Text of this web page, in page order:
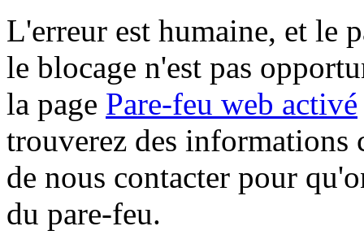
L'erreur est humaine, et le
le blocage n'est pas
la page Pare-feu web activé
trouverez des informations
de nous contacter pour
du pare-feu.